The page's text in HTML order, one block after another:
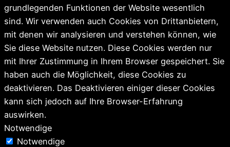
grundlegenden Funktionen der Website wesentlich
sind. Wir verwenden auch Cookies von Drittanbietern,
mit denen wir analysieren und verstehen können, wie
Sie diese Website nutzen. Diese Cookies werden nur
mit Ihrer Zustimmung in Ihrem Browser gespeichert. Sie
haben auch die Möglichkeit, diese Cookies zu
deaktivieren. Das Deaktivieren einiger dieser Cookies
kann sich jedoch auf Ihre Browser-Erfahrung
auswirken.
Notwendige
Notwendige